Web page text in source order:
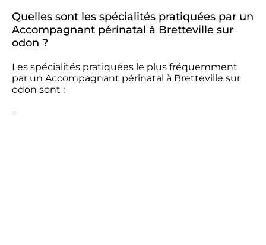
Quelles sont les spécialités pratiquées par un
Accompagnant périnatal à Bretteville sur
odon ?
Les spécialités pratiquées le plus fréquemment
par un Accompagnant périnatal à Bretteville sur
odon sont :